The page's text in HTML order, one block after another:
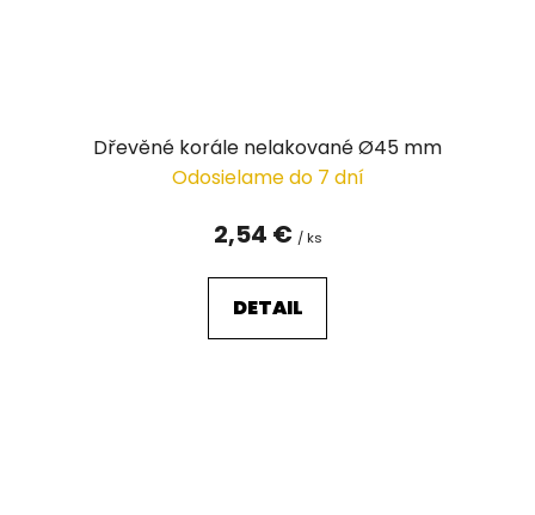
Dřevěné korále nelakované Ø45 mm
Odosielame do 7 dní
2,54 € / ks
DETAIL